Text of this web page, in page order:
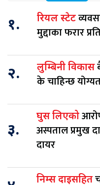
१. रियल स्टेट
मुद्दाका फरार
२. लुम्बिनी विकास
के चाहिन्छ
३.
घुस लिएको
अस्पताल प्रमुख
दायर
निम्स दाइसहित